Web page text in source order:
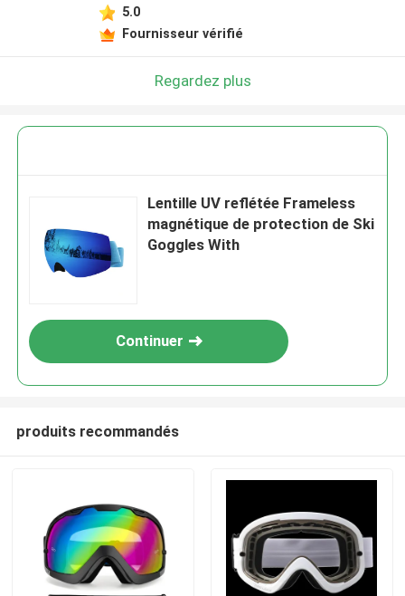
5.0
Fournisseur vérifié
Regardez plus
Lentille UV reflétée Frameless
magnétique de protection de Ski
Goggles With
Continuer
produits recommandés